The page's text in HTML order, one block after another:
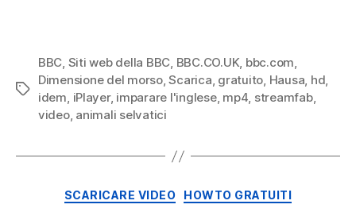
Tag
BBC, Siti web della BBC, BBC.CO.UK, bbc.com,
Dimensione del morso,Scarica, gratuito, Hausa, hd,
idem, iPlayer, imparare l'inglese, mp4, streamfab,
video, animali selvatici
Categorie
SCARICARE VIDEO HOWTO GRATUITI